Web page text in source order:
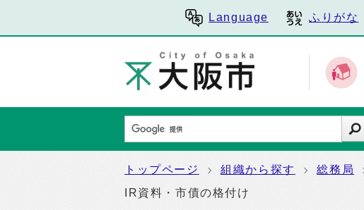
Language ふりがな
トップページ 組織から探す 総務局
IR資料・市債の格付け